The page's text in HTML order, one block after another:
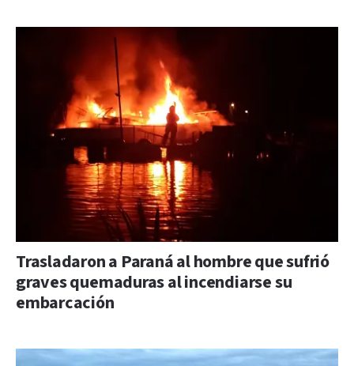
Trasladaron a Paraná al hombre que sufrió
graves quemaduras al incendiarse su
embarcación